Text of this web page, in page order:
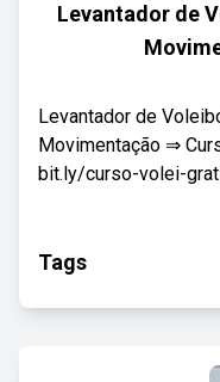
Levantador de
Levantador de
Movimentação ⇒
bit.ly/curso-volei-
Tags